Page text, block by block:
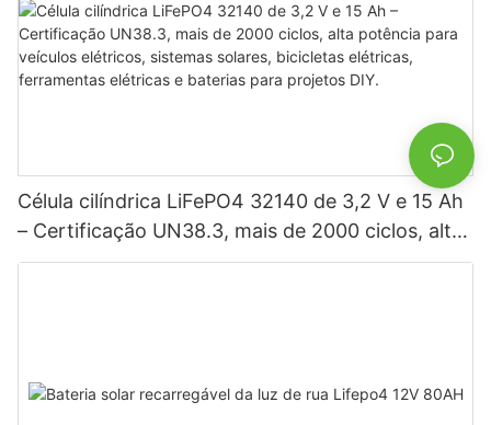
Célula cilíndrica LiFePO4 32140 de 3,2 V e 15 Ah
– Certificação UN38.3, mais de 2000 ciclos, alta
potência para veículos elétricos, sistemas